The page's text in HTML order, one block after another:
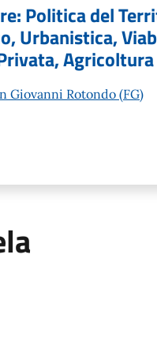
Politica del
Urbanistica,
Giovanni Rotondo (FG)